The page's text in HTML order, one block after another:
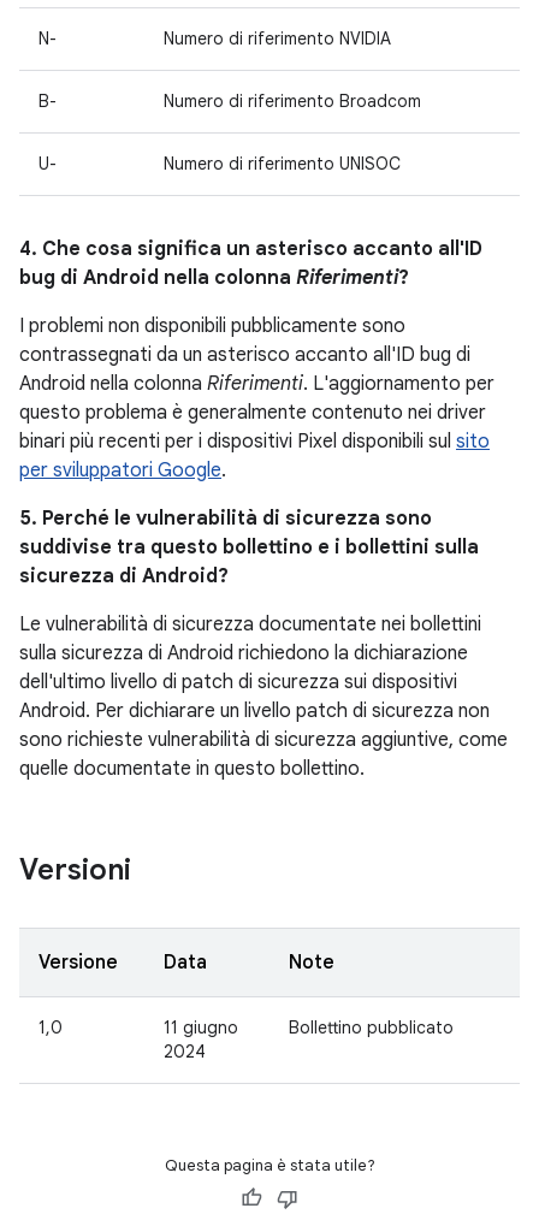
N- Numero di riferimento NVIDIA
B- Numero di riferimento Broadcom
U- Numero di riferimento UNISOC
4. Che cosa significa un asterisco accanto all'ID
bug di Android nella colonna Riferimenti?
I problemi non disponibili pubblicamente sono
contrassegnati da un asterisco accanto all'ID bug di
Android nella colonna Riferimenti. L'aggiornamento per
questo problema è generalmente contenuto nei driver
binari più recenti per i dispositivi Pixel disponibili sul sito
per sviluppatori Google.
5. Perché le vulnerabilità di sicurezza sono
suddivise tra questo bollettino e i bollettini sulla
sicurezza di Android?
Le vulnerabilità di sicurezza documentate nei bollettini
sulla sicurezza di Android richiedono la dichiarazione
dell'ultimo livello di patch di sicurezza sui dispositivi
Android. Per dichiarare un livello patch di sicurezza non
sono richieste vulnerabilità di sicurezza aggiuntive, come
quelle documentate in questo bollettino.
Versioni
Versione Data Note
1,0
11 giugno
2024
Bollettino pubblicato
Questa pagina è stata utile?